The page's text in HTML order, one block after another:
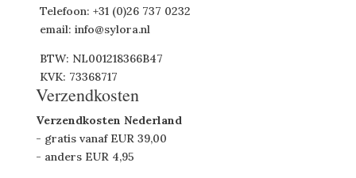
Telefoon: +31 (0)26 737 0232
email: info@sylora.nl
BTW: NL001218366B47
KVK: 73368717
Verzendkosten
Verzendkosten Nederland
- gratis vanaf EUR 39,00
- anders EUR 4,95